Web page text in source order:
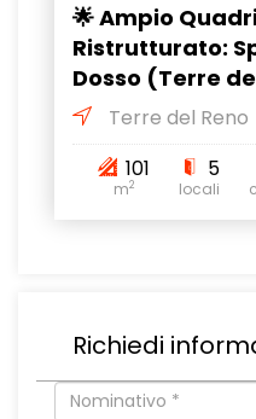
🌟 Ampio
Ristrutturato:
Dosso (Terre
Terre del Reno
101
m2
5
locali
Richiedi